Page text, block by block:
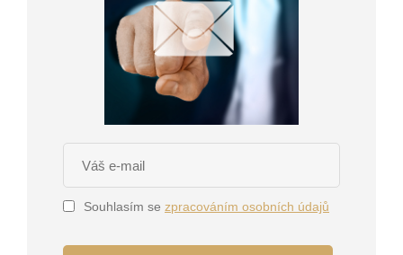
Souhlasím se zpracováním osobních údajů